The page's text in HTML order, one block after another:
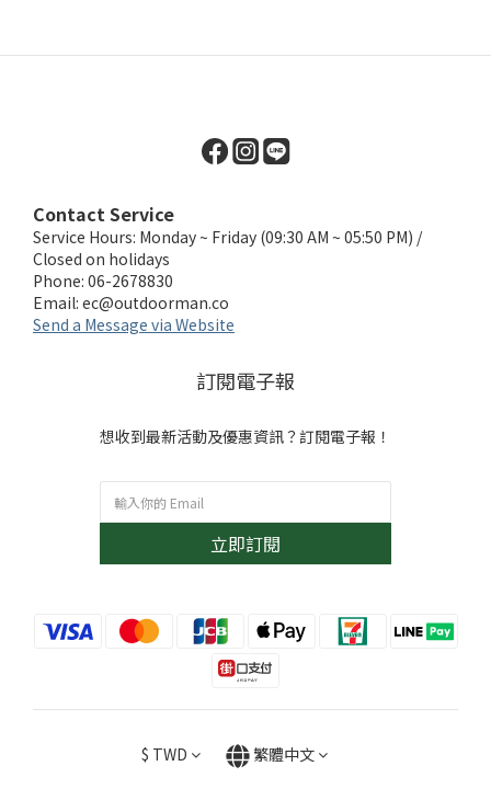
Contact Service
Service Hours: Monday ~ Friday (09:30 AM ~ 05:50 PM) /
Closed on holidays
Phone: 06-2678830
Email: ec@outdoorman.co
Send a Message via Website
訂閱電子報
想收到最新活動及優惠資訊？訂閱電子報！
立即訂閱
$ TWD 繁體中文